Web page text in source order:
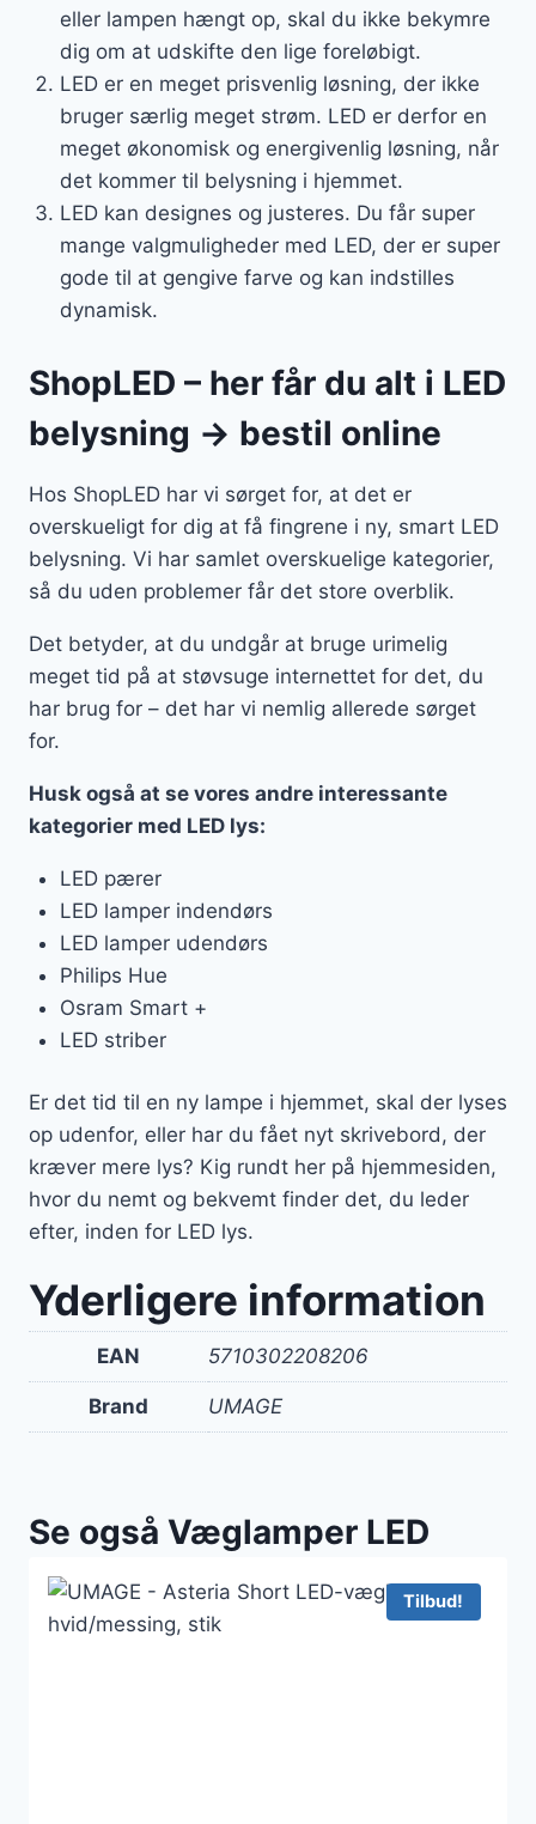
eller lampen hængt op, skal du ikke bekymre
dig om at udskifte den lige foreløbigt.
LED er en meget prisvenlig løsning, der ikke
bruger særlig meget strøm. LED er derfor en
meget økonomisk og energivenlig løsning, når
det kommer til belysning i hjemmet.
LED kan designes og justeres. Du får super
mange valgmuligheder med LED, der er super
gode til at gengive farve og kan indstilles
dynamisk.
ShopLED – her får du alt i LED
belysning → bestil online
Hos ShopLED har vi sørget for, at det er
overskueligt for dig at få fingrene i ny, smart LED
belysning. Vi har samlet overskuelige kategorier,
så du uden problemer får det store overblik.
Det betyder, at du undgår at bruge urimelig
meget tid på at støvsuge internettet for det, du
har brug for – det har vi nemlig allerede sørget
for.
Husk også at se vores andre interessante
kategorier med LED lys:
LED pærer
LED lamper indendørs
LED lamper udendørs
Philips Hue
Osram Smart +
LED striber
Er det tid til en ny lampe i hjemmet, skal der lyses
op udenfor, eller har du fået nyt skrivebord, der
kræver mere lys? Kig rundt her på hjemmesiden,
hvor du nemt og bekvemt finder det, du leder
efter, inden for LED lys.
Yderligere information
EAN 5710302208206
Brand UMAGE
Se også Væglamper LED
Tilbud!